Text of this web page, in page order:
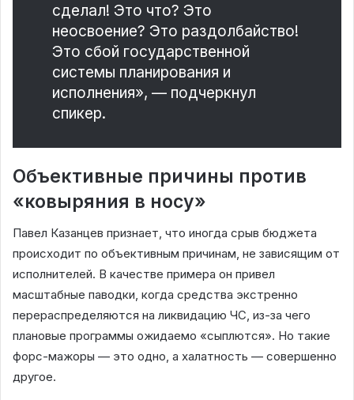
сделал! Это что? Это
неосвоение? Это раздолбайство!
Это сбой государственной
системы планирования и
исполнения», — подчеркнул
спикер.
Объективные причины против
«ковыряния в носу»
Павел Казанцев признает, что иногда срыв бюджета
происходит по объективным причинам, не зависящим от
исполнителей. В качестве примера он привел
масштабные паводки, когда средства экстренно
перераспределяются на ликвидацию ЧС, из-за чего
плановые программы ожидаемо «сыплются». Но такие
форс-мажоры — это одно, а халатность — совершенно
другое.